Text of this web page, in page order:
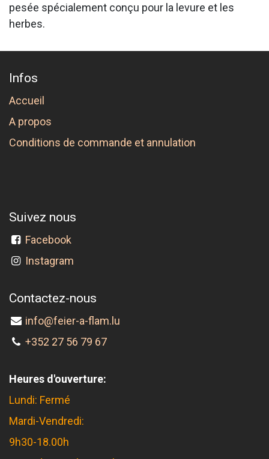
pesée spécialement conçu pour la levure et les
herbes.
Infos
Accueil
A propos
Conditions de commande et annulation
Suivez nous
Facebook
Instagram
Contactez-nous
info@feier-a-flam.lu
+352 27 56 79 67
Heures d'ouverture:
Lundi: Fermé
Mardi-Vendredi:
9h30-18.00h